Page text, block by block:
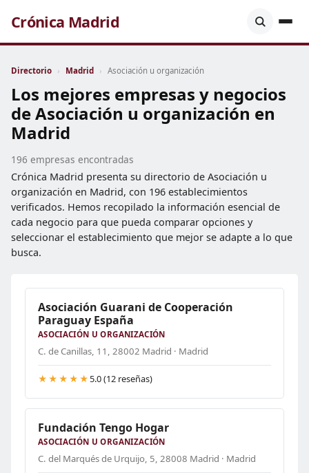
Crónica Madrid
Directorio › Madrid › Asociación u organización
Los mejores empresas y negocios
de Asociación u organización en
Madrid
196 empresas encontradas
Crónica Madrid presenta su directorio de Asociación u
organización en Madrid, con 196 establecimientos
verificados. Hemos recopilado la información esencial de
cada negocio para que pueda comparar opciones y
seleccionar el establecimiento que mejor se adapte a lo que
busca.
Asociación Guarani de Cooperación
Paraguay España
ASOCIACIÓN U ORGANIZACIÓN
C. de Canillas, 11, 28002 Madrid · Madrid
★★★★★ 5.0 (12 reseñas)
Fundación Tengo Hogar
ASOCIACIÓN U ORGANIZACIÓN
C. del Marqués de Urquijo, 5, 28008 Madrid · Madrid